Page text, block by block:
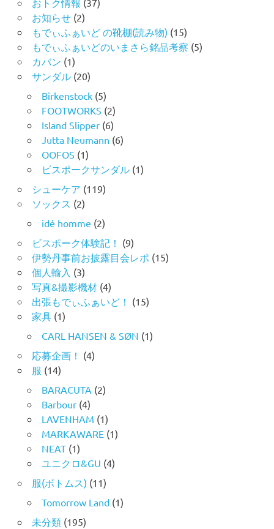
お知らせ(2)
もでぃふぁいど の靴棚(読み物) (15)
もでぃふぁいどのいまさら銘品考察 (5)
カバン (1)
サンダル(20)
Birkenstock(5)
FOOTWORKS (2)
Island Slipper(6)
Jutta Neumann (6)
OOFOS (1)
ビスポークサンダル(1)
シューケア (119)
ソックス (2)
idé homme (2)
ビスポーク体験記！ (9)
伊勢丹事前お披露目会レポ (15)
個人輸入 (3)
写真&撮影機材(4)
出張もでぃふぁいど！ (15)
家具(1)
CARL HANSEN & SØN (1)
応募企画！ (4)
服 (14)
BARACUTA (2)
Barbour(4)
LAVENHAM (1)
MARKAWARE(1)
NEAT(1)
ユニクロ&GU (4)
服(ボトムス) (11)
Tomorrow Land(1)
未分類(195)